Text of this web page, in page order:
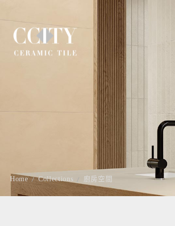
Home Collections 廚房空間